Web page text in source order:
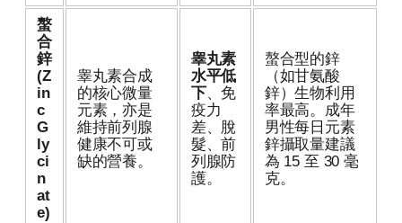
螯
合
鋅
(Z
in
c
G
ly
ci
n
at
e)
睾丸素合成
的核心微量
元素，亦是
維持前列腺
健康不可或
缺的營養。
睾丸素
水平低
下、免
疫力
差、脫
髮、前
列腺防
護。
螯合型的鋅
（如甘氨酸
鋅）生物利用
率最高。成年
男性每日元素
鋅攝取量建議
為 15 至 30 毫
克。